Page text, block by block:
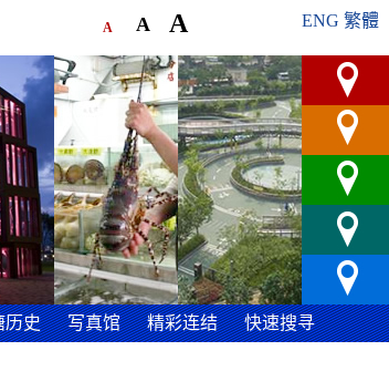
A A A ENG 繁體
历史 写真馆 精彩连结 快速搜寻